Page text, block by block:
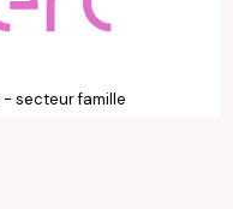
- secteur famille